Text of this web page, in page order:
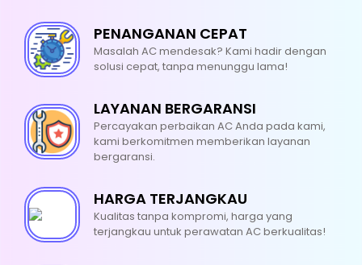
Bersihkan Indoor
Bersihkan Outdoor
Bersihkan Blower
Bersihkan Filter Udara
Bersihkan Jalur Pembuangan Air
Bersihkan Sisa Pekerjaan
PENANGANAN CEPAT
Masalah AC mendesak? Kami hadir dengan
solusi cepat, tanpa menunggu lama!
LAYANAN BERGARANSI
Percayakan perbaikan AC Anda pada kami,
kami berkomitmen memberikan layanan
bergaransi.
HARGA TERJANGKAU
Kualitas tanpa kompromi, harga yang
terjangkau untuk perawatan AC berkualitas!